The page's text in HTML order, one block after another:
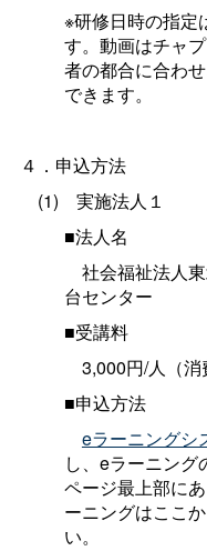
※研修日時の指定
す。動画はチャ
者の都合に合わ
できます。
４．申込方法
(1) 実施法人１
■法人名
社会福祉法人
台センター
■受講料
3,000円/人（消
■申込方法
eラーニングシ
し、eラーニン
ページ最上部に
ーニングはここ
い。